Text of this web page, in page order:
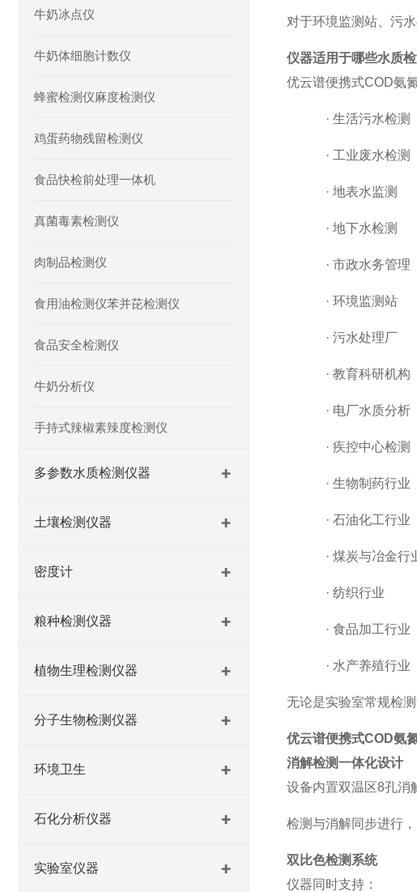
对于环境监测站、污
仪器适用于哪些水质
优云谱便携式COD氨
· 生活污水检测
· 工业废水检测
· 地表水监测
· 地下水检测
· 市政水务管理
· 环境监测站
· 污水处理厂
· 教育科研机构
· 电厂水质分析
· 疾控中心检测
· 生物制药行业
· 石油化工行业
· 煤炭与冶金行
· 纺织行业
· 食品加工行业
· 水产养殖行业
无论是实验室常规检
优云谱便携式COD氨
消解检测一体化设计
设备内置双温区8孔消
检测与消解同步进行
双比色检测系统
仪器同时支持：
牛奶冰点仪
牛奶体细胞计数仪
蜂蜜检测仪麻度检测仪
鸡蛋药物残留检测仪
食品快检前处理一体机
真菌毒素检测仪
肉制品检测仪
食用油检测仪苯并芘检测仪
食品安全检测仪
牛奶分析仪
手持式辣椒素辣度检测仪
多参数水质检测仪器
土壤检测仪器
密度计
粮种检测仪器
植物生理检测仪器
分子生物检测仪器
环境卫生
石化分析仪器
实验室仪器